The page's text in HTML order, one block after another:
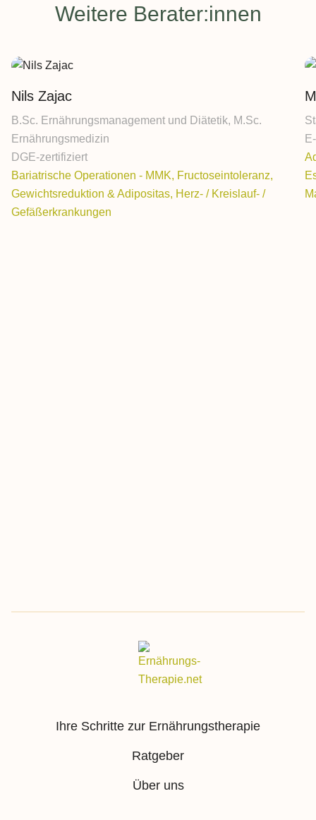
:
Weitere Berater:innen
Nils Zajac
B.Sc. Ernährungsmanagement und Diätetik, M.Sc.
Ernährungsmedizin
DGE-zertifiziert
Bariatrische Operationen - MMK, Fructoseintoleranz,
Gewichtsreduktion & Adipositas, Herz- / Kreislauf- /
Gefäßerkrankungen
Ihre Schritte zur Ernährungstherapie
Ratgeber
Über uns